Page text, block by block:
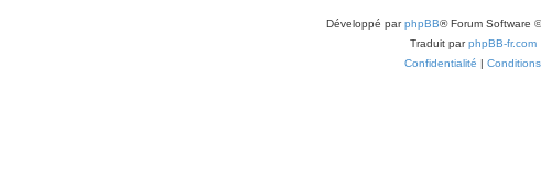
Développé parphpBB® Forum Software
Traduit parphpBB-fr.com
Confidentialité | Conditions